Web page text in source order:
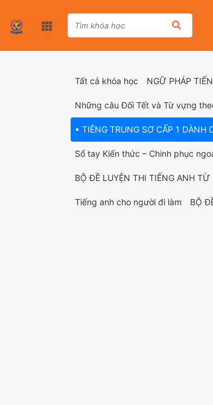
Tất cả khóa học NGỮ PHÁP
Những câu Đối Tết và Từ vựng
• TIÊNG TRUNG SƠ CẤP 1 DÀNH
Sổ tay Kiến thức – Chinh phục
BỘ ĐỀ LUYỆN THI TIẾNG ANH
Tiếng anh cho người đi làm BỘ